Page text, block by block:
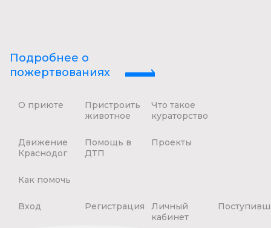
Подробнее о
пожертвованиях
О приюте
Пристроить
животное
Что такое
кураторство
Движение
Краснодог
Помощь в
ДТП
Проекты
Как помочь
Вход Регистрация
Личный
кабинет